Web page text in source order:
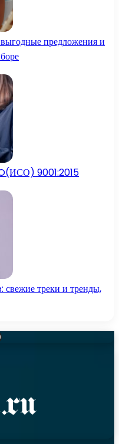
предложения и
9001:2015
свежие треки и тренды,